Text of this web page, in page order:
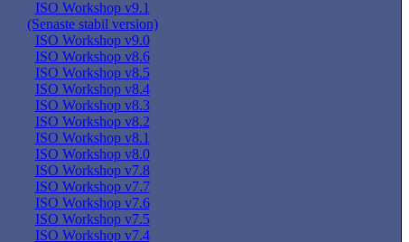
ISO Workshop v9.1
(Senaste stabil version)
ISO Workshop v9.0
ISO Workshop v8.6
ISO Workshop v8.5
ISO Workshop v8.4
ISO Workshop v8.3
ISO Workshop v8.2
ISO Workshop v8.1
ISO Workshop v8.0
ISO Workshop v7.8
ISO Workshop v7.7
ISO Workshop v7.6
ISO Workshop v7.5
ISO Workshop v7.4